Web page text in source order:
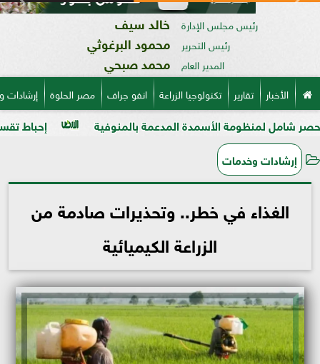
رئيس مجلس الإدارة خالد سيف
رئيس التحرير محمود البرغوثي
المدير العام محمد صبحي
الأخبار تقارير تكنولوجيا الزراعة انفو جراف مصر الحلوة
إحباط تقسيم قطعة أرض على مساحة 2000 متر الأسمدة المدعمة بالمنوفية
إرشادات وخدمات
الغذاء في خطر.. وتحذيرات صادمة من
الزراعة الكيميائية